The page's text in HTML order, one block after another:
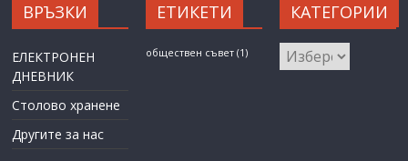
ВРЪЗКИ
ЕЛЕКТРОНЕН
ДНЕВНИК
Столово хранене
Другите за нас
ЕТИКЕТИ
обществен съвет (1)
КАТЕГОРИИ
КАТЕГОРИИ